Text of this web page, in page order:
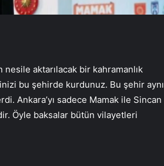
aktarılacak bir kahramanlık
bu şehirde kurdunuz. Bu şehir aynı
Ankara’yı sadece Mamak ile Sincan
Öyle baksalar bütün vilayetleri